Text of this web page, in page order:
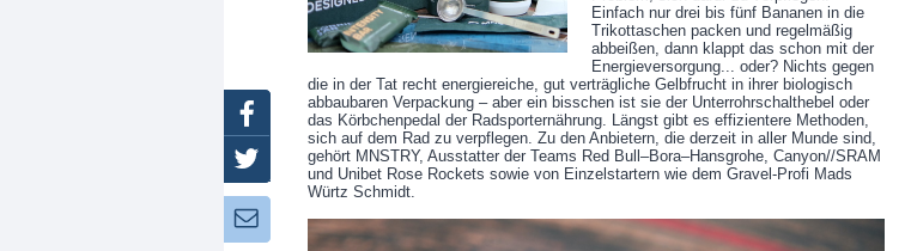
Einfach nur drei bis fünf Bananen in die
Trikottaschen packen und regelmäßig
abbeißen, dann klappt das schon mit der
Energieversorgung... oder? Nichts gegen
die in der Tat recht energiereiche, gut verträgliche Gelbfrucht in ihrer biologisch
abbaubaren Verpackung – aber ein bisschen ist sie der Unterrohrschalthebel oder
das Körbchenpedal der Radsporternährung. Längst gibt es effizientere Methoden,
sich auf dem Rad zu verpflegen. Zu den Anbietern, die derzeit in aller Munde sind,
gehört MNSTRY, Ausstatter der Teams Red Bull–Bora–Hansgrohe, Canyon//SRAM
und Unibet Rose Rockets sowie von Einzelstartern wie dem Gravel-Profi Mads
Würtz Schmidt.
Facebook
Twitter
Newsletter: